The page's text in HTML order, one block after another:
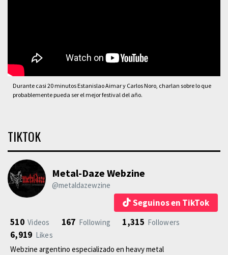
Durante casi 20 minutos Estanislao Aimar y Carlos Noro, charlan sobre lo que
probablemente pueda ser el mejor festival del año.
TIKTOK
Metal-Daze Webzine
@metaldazewzine
Seguinos en TikTok
510 Videos 167 Following 1,315 Followers
6,919 Likes
Webzine argentino especializado en heavy metal